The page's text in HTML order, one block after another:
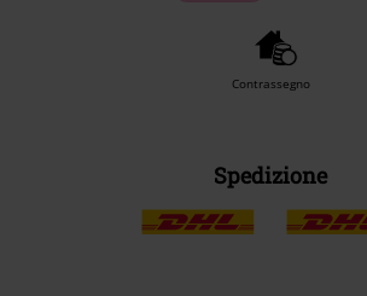
Contrassegno
Spedizione